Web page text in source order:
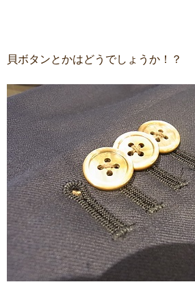
貝ボタンとかはどうでしょうか！？